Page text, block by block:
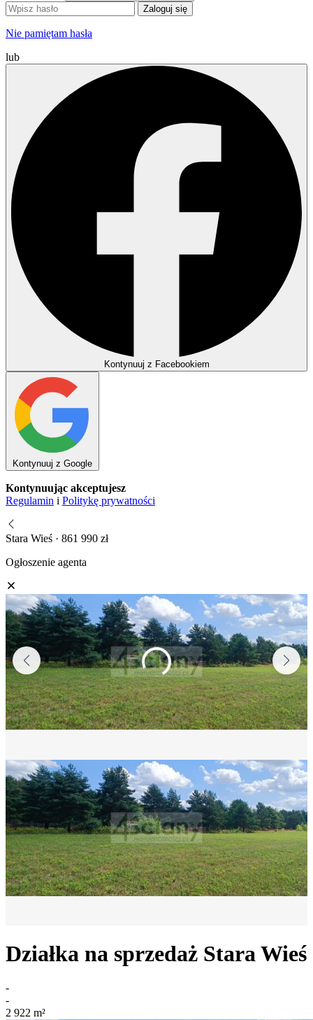
Zaloguj się
Nie pamiętam hasła
lub
Kontynuuj z Facebookiem
Kontynuuj z Google
Kontynuując akceptujesz
Regulamin i Politykę prywatności
Stara Wieś · 861 990 zł
Ogłoszenie agenta
Działka na sprzedaż Stara Wieś
-
-
2 922 m²